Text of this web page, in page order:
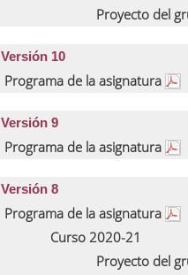
Proyecto del
Versión 10
Programa de la asignatura
Versión 9
Programa de la asignatura
Versión 8
Programa de la asignatura
Curso 2020-21
Proyecto del